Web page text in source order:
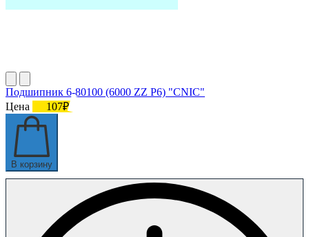
Подшипник 6-80100 (6000 ZZ P6) "CNIC"
Цена
107₽
В корзину